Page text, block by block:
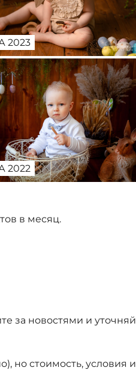
2023
2022
в месяц.
новостями и
но стоимость, условия